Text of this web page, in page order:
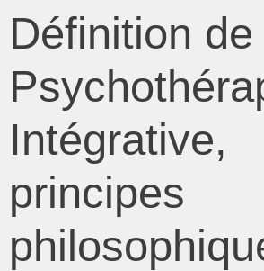
Définition de
Intégrative,
principes